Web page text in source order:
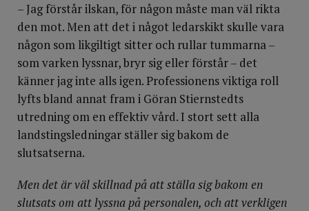
– Jag förstår ilskan, för någon måste man väl rikta
den mot. Men att det i något ledarskikt skulle vara
någon som likgiltigt sitter och rullar tummarna –
som varken lyssnar, bryr sig eller förstår – det
känner jag inte alls igen. Professionens viktiga roll
lyfts bland annat fram i Göran Stiernstedts
utredning om en effektiv vård. I stort sett alla
landstingsledningar ställer sig bakom de
slutsatserna.
Men det är väl skillnad på att ställa sig bakom en
slutsats om att lyssna på personalen, och att verkligen